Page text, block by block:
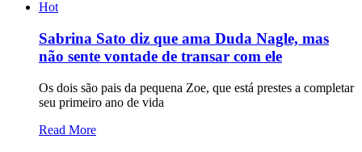
Hot
Sabrina Sato diz que ama Duda Nagle, mas
não sente vontade de transar com ele
Os dois são pais da pequena Zoe, que está prestes a completar
seu primeiro ano de vida
Read More